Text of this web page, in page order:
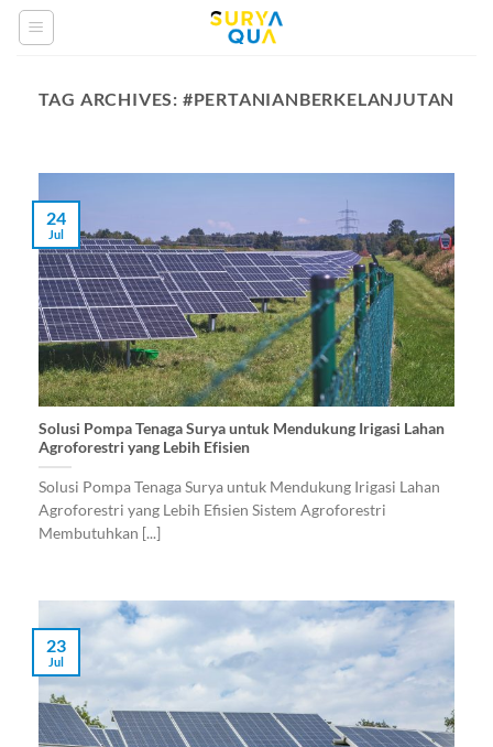
Skip
TAG ARCHIVES: #PERTANIANBERKELANJUTAN
Solusi Pompa Tenaga Surya untuk Mendukung Irigasi Lahan
Agroforestri yang Lebih Efisien
Solusi Pompa Tenaga Surya untuk Mendukung Irigasi Lahan
Agroforestri yang Lebih Efisien Sistem Agroforestri
Membutuhkan [...]
24
Jul
23
Jul